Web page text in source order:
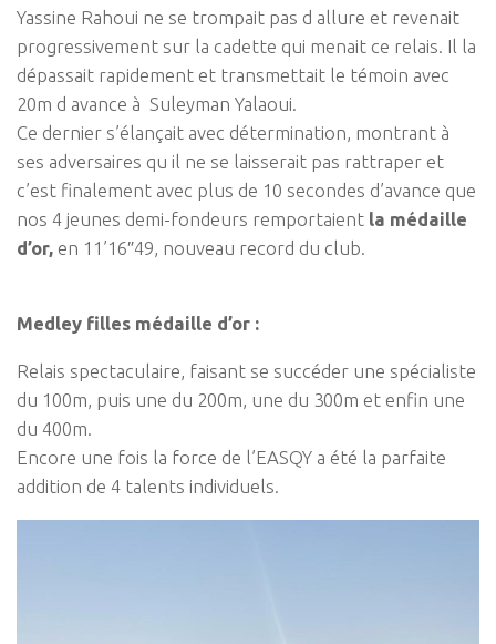
Yassine Rahoui ne se trompait pas d allure et revenait
progressivement sur la cadette qui menait ce relais. Il la
dépassait rapidement et transmettait le témoin avec
20m d avance à Suleyman Yalaoui.
Ce dernier s’élançait avec détermination, montrant à
ses adversaires qu il ne se laisserait pas rattraper et
c’est finalement avec plus de 10 secondes d’avance que
nos 4 jeunes demi-fondeurs remportaient la médaille
d’or, en 11’16″49, nouveau record du club.
Medley filles médaille d’or :
Relais spectaculaire, faisant se succéder une spécialiste
du 100m, puis une du 200m, une du 300m et enfin une
du 400m.
Encore une fois la force de l’EASQY a été la parfaite
addition de 4 talents individuels.